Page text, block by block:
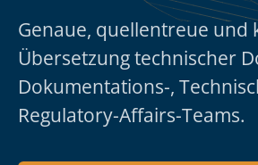
Genaue, quellentreue und
Übersetzung technischer
Dokumentations-,
Regulatory-Affairs-Teams.